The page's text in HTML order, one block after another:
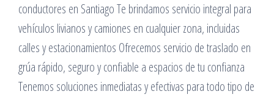
conductores en Santiago Te brindamos servicio integral para
vehículos livianos y camiones en cualquier zona, incluidas
calles y estacionamientos Ofrecemos servicio de traslado en
grúa rápido, seguro y confiable a espacios de tu confianza
Tenemos soluciones inmediatas y efectivas para todo tipo de